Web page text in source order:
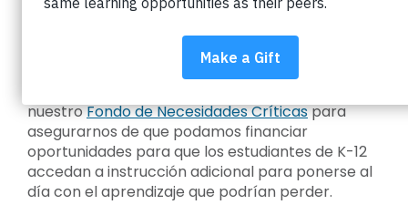
Desde el comienzo de la pandemia, sabíamos
que la interrupción del aprendizaje crearía
desigualdades y brechas de aprendizaje
generalizadas. Nos aseguramos de incluir
nuestroFondo de Necesidades Críticaspara
asegurarnos de que podamos financiar
oportunidades para que los estudiantes de K-12
accedan a instrucción adicional para ponerse al
día con el aprendizaje que podrían perder.